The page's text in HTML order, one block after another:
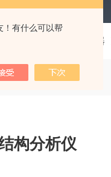
！有什么可以帮
土壤仪器
构分析仪